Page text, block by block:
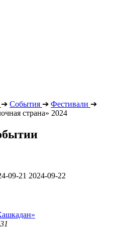
➔ События ➔ Фестивали ➔
страна» 2024
09-21 2024-09-22